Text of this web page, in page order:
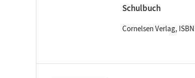
Schulbuch
Cornelsen Verlag,